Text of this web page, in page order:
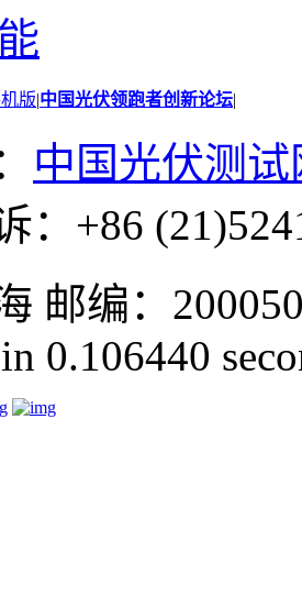
版|中国光伏领跑者创新论坛|
中国光伏测试
：+86
邮编：
0.106440